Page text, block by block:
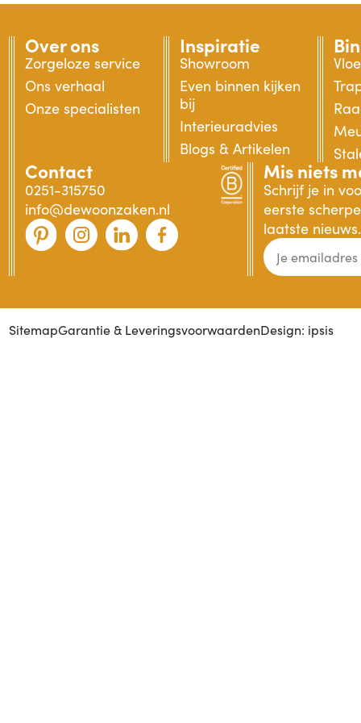
Over ons
Zorgeloze service
Ons verhaal
Onze specialisten
Inspiratie
Showroom
Even binnen kijken
bij
Interieuradvies
Blogs & Artikelen
Contact
0251-315750
info@dewoonzaken.nl
Mis niets
Schrijf je in
eerste
laatste nieuws.
SitemapGarantie & LeveringsvoorwaardenDesign: ipsis